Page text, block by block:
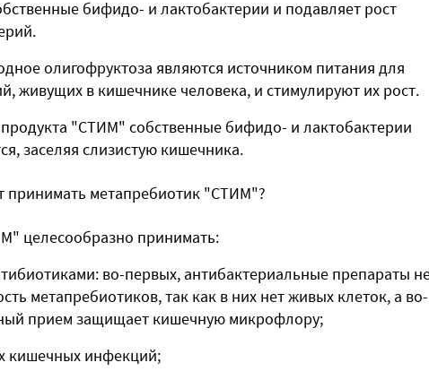
бифидо- и лактобактерии и подавляет рост
олигофруктоза являются источником питания для
живущих в кишечнике человека, и стимулируют их рост.
продукта "СТИМ" собственные бифидо- и лактобактерии
заселяя слизистую кишечника.
принимать метапребиотик "СТИМ"?
целесообразно принимать:
во-первых, антибактериальные препараты
метапребиотиков, так как в них нет живых клеток, а во-
прием защищает кишечную микрофлору;
кишечных инфекций;